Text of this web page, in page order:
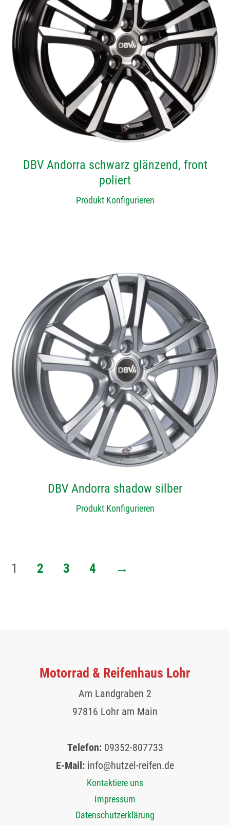
DBV Andorra schwarz glänzend, front
poliert
Produkt Konfigurieren
DBV Andorra shadow silber
Produkt Konfigurieren
1 2 3 4 →
Motorrad & Reifenhaus Lohr
Am Landgraben 2
97816 Lohr am Main
Telefon:09352-807733
E-Mail: info@hutzel-reifen.de
Kontaktiere uns
Impressum
Datenschutzerklärung